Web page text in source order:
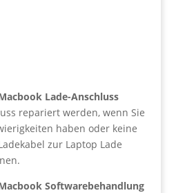
Lade-Anschluss
repariert werden, wenn Sie
haben oder keine
zur Laptop Lade
Softwarebehandlung